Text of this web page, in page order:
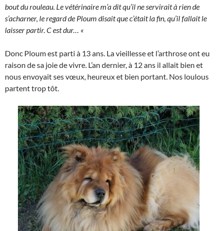
bout du rouleau. Le vétérinaire m’a dit qu’il ne servirait à rien de
s’acharner, le regard de Ploum disait que c’était la fin, qu’il fallait le
laisser partir. C est dur… «
Donc Ploum est parti à 13 ans. La vieillesse et l’arthrose ont eu
raison de sa joie de vivre. L’an dernier, à 12 ans il allait bien et
nous envoyait ses vœux, heureux et bien portant. Nos loulous
partent trop tôt.